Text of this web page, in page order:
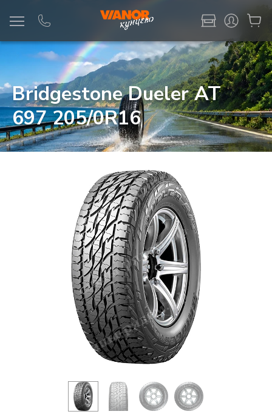
Bridgestone Dueler AT
697 205/0R16
Информация Фото товара